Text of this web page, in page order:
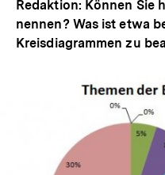
Redaktion: Können Sie
nennen? Was ist etwa
Kreisdiagrammen zu